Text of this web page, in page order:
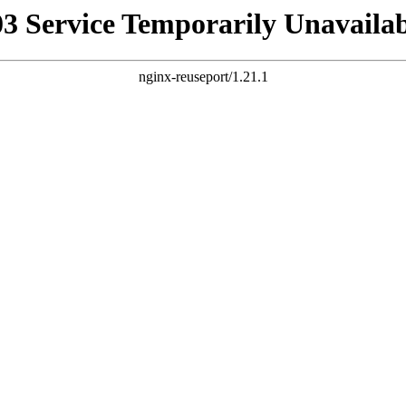
Service Temporarily
nginx-reuseport/1.21.1